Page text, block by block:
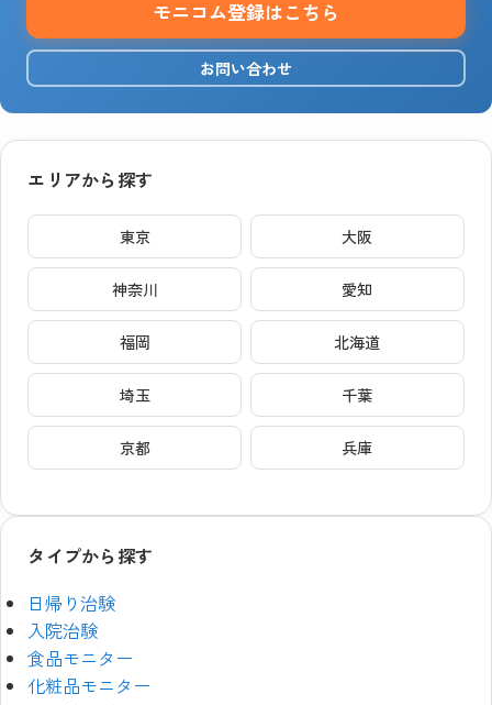
モニコム登録はこちら
お問い合わせ
エリアから探す
東京 大阪
神奈川 愛知
福岡 北海道
埼玉 千葉
京都 兵庫
タイプから探す
日帰り治験
入院治験
食品モニター
化粧品モニター